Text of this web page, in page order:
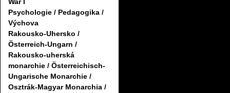
Psychologie / Pedagogika /
Výchova
Rakousko-Uhersko /
Österreich-Ungarn /
Rakousko-uherská
monarchie / Österreichisch-
Ungarische Monarchie /
Osztrák-Magyar Monarchia /